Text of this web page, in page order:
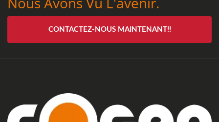
CONTACTEZ-NOUS MAINTENANT!!